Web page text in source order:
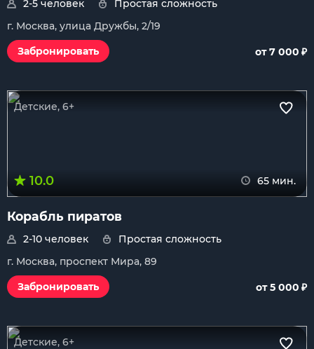
2-5 человек
Простая сложность
г. Москва, улица Дружбы, 2/19
Забронировать
от 7 000 ₽
Детские, 6+
10.0 65 мин.
Корабль пиратов
2-10 человек
Простая сложность
г. Москва, проспект Мира, 89
Забронировать
от 5 000 ₽
Детские, 6+